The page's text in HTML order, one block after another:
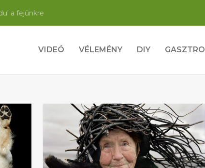
a fejünkre
VIDEÓ VÉLEMÉNY DIY GASZTRO